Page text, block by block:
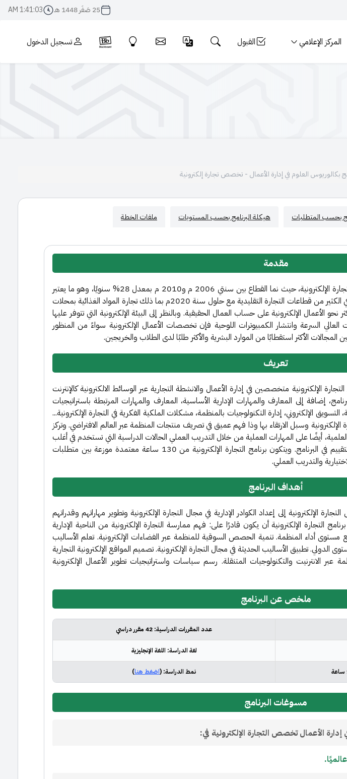
25 صَفَر 1448 هـ 1:41:04 AM
المركز الإعلامي القبول تسجيل الدخول
بكالوريوس العلوم في إدارة الأعمال - تخصص تجارة إلكترونية
بحسب المتطلبات هيكلة البرنامج بحسب المستويات ملفات الخطة
​​مقدمة
يشهد العالم منذ أكثر من عقدين تنام مضطرد في التجارة الإلكترونية، حيث نما القطاع بين سنتي 2006 م و2010 م بمعدل 28% سنويًا، وهو ما يعتبر
معدلًا عاليًا جدًا. بل إن الدراسات تتوقع تراجعًا كبيرًا في الكثير من قطاعات التجارة التقليدية مع حلول سنة 2020م بما ذلك تجارة المواد الغذائية بمحلات
نحو الأعمال الإلكترونية على حساب العمال الحقيقية. وبالنظر إلى البيئة الإلكترونية التي تتوفر عليها
السرعة وانتشار الكمبيوترات اللوحية فإن تخصصات الأعمال الإلكترونية سواءً من المنظور
الأكثر استقطابًا من الموارد البشرية والأكثر طلبًا لدى الطلاب والخريجين.
تعريف
الإلكترونية متخصصين في إدارة الأعمال والانشطة التجارية عبر الوسائط الالكترونية كالإنترنت
إضافة إلى المعارف والمهارات الإدارية الأساسية، المعارف والمهارات المرتبطة باستراتيجيات
التسويق الإلكتروني، إدارة التكنولوجيات بالمنظمة، مشكلات الملكية الفكرية في التجارة الإلكترونية...
وسبل الارتقاء بها وذا فهم عميق في تصريف منتجات المنظمة عبر العالم الافتراضي. وتركز
أيضًا على المهارات العملية من خلال التدريب العملي الحالات الدراسية التي تستخدم في أغلب
المقررات فضلًا عن تنويع استراتيجيات التدريس والتقييم في البرنامج. ويتكون برنامج التجارة الإلكترونية من 130 ساعة معتمدة موزعة بين متطلبات
والتدريب العملي.
أهداف البرنامج
الإلكترونية إلى إعداد الكوادر الإدارية في مجال التجارة الإلكترونية وتطوير مهاراتهم وقدراتهم
التجارة الإلكترونية أن يكون قادرًا على: فهم ممارسة التجارة الإلكترونية من الناحية الإدارية
رفع مستوى أداء المنظمة. تنمية الحصص السوقية للمنظمة عبر الفضاءات الإلكترونية. تعلم الأساليب
الدولي. تطبيق الأساليب الحديثة في مجال التجارة الإلكترونية. تصميم المواقع الإلكترونية التجارية
عبر الانترنيت والتكنولوجيات المتنقلة. رسم سياسات واستراتيجيات تطوير الأعمال الإلكترونية
ملخص عن البرنامج
عدد المقررات الدراسية: 42 مقرر دراسي
لغة الدراسة: اللغة الإنجليزية
نمط الدراسة: (اضغط هنا)
مسوغات البرنامج
الأعمال تخصص التجارة الإلكترونية في: